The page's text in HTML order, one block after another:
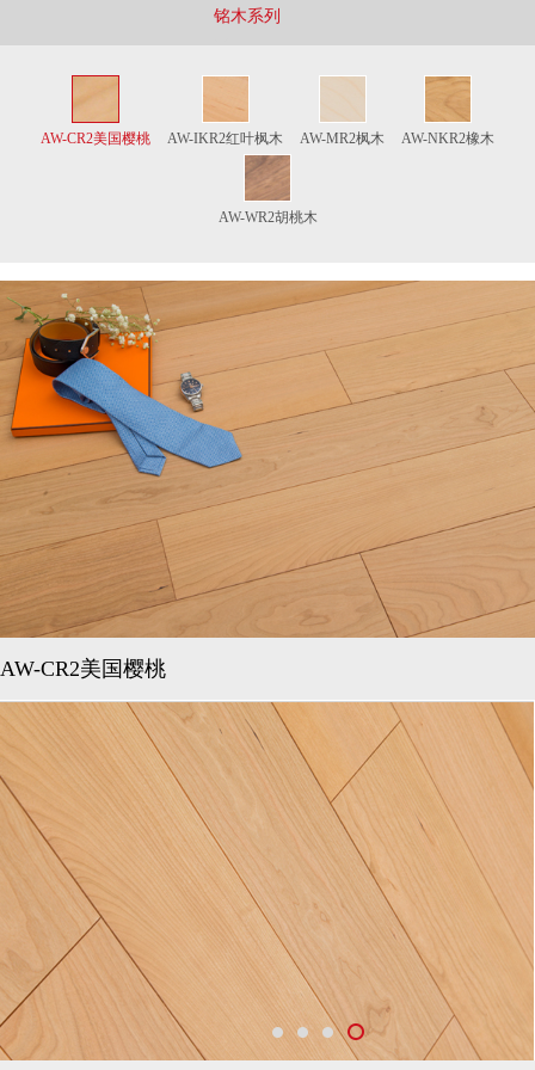
铭木系列
AW-CR2美国樱桃 AW-IKR2红叶枫木 AW-MR2枫木 AW-NKR2橡木
AW-WR2胡桃木
AW-CR2美国樱桃